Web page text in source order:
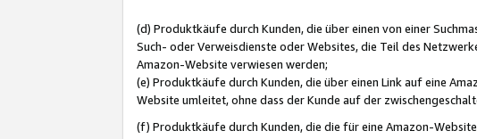
(d) Produktkäufe durch Kunden, die über einen von einer
Such- oder Verweisdienste oder Websites, die Teil des
Amazon-Website verwiesen werden;
(e) Produktkäufe durch Kunden, die über einen Link auf eine
Website umleitet, ohne dass der Kunde auf der
(f) Produktkäufe durch Kunden, die die für eine Amazon-